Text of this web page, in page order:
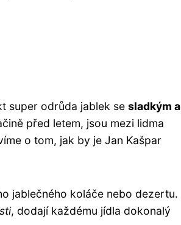
super odrůda jablek se sladkým a
před letem, jsou mezi lidma
o tom, jak by je Jan Kašpar
jablečného koláče nebo dezertu.
, dodají každému jídla dokonalý